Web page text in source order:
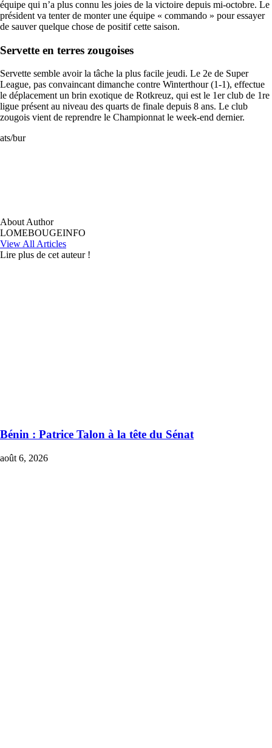
équipe qui n’a plus connu les joies de la victoire depuis mi-octobre. Le
président va tenter de monter une équipe « commando » pour essayer
de sauver quelque chose de positif cette saison.
Servette en terres zougoises
Servette semble avoir la tâche la plus facile jeudi. Le 2e de Super
League, pas convaincant dimanche contre Winterthour (1-1), effectue
le déplacement un brin exotique de Rotkreuz, qui est le 1er club de 1re
ligue présent au niveau des quarts de finale depuis 8 ans. Le club
zougois vient de reprendre le Championnat le week-end dernier.
ats/bur
About Author
LOMEBOUGEINFO
View All Articles
Lire plus de cet auteur !
Bénin : Patrice Talon à la tête du Sénat
août 6, 2026